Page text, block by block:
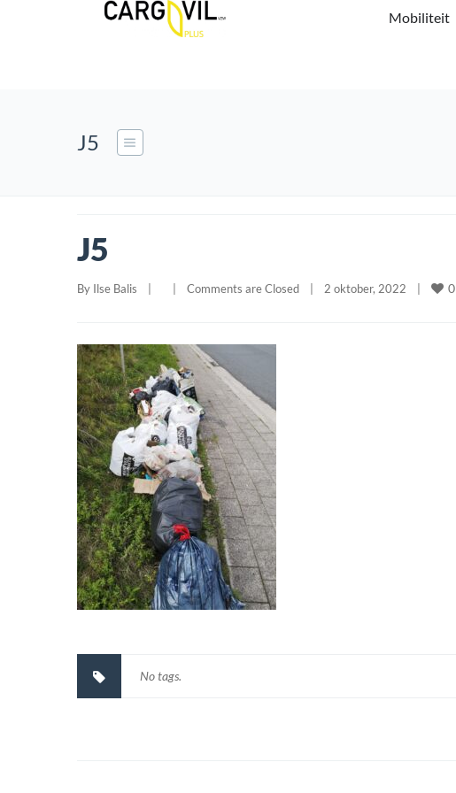
Mobiliteit
J5
J5
By Ilse Balis Comments are Closed 2 oktober, 2022 0
No tags.